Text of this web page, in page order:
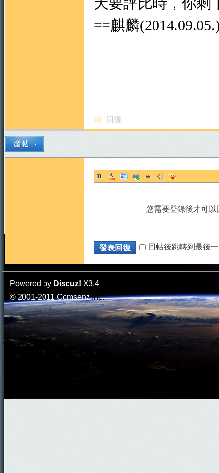
天要評比時，你剩
==麒麟(
回復
您需要登錄後才可
發表回復 回帖後跳轉到最後
Powered by Discuz! X3.4
© 2001-2011ComsenzInc.